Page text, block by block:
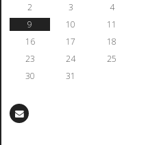
2
3 4
9
10 11
16
17 18
23
24 25
30
31